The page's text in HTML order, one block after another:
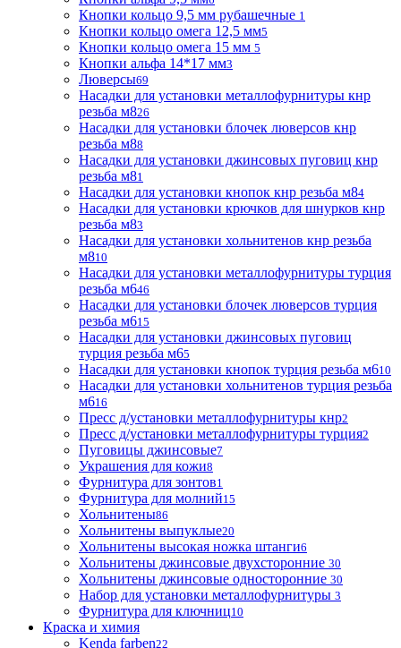
Кнопки кольцо 9,5 мм рубашечные 1
Кнопки кольцо омега 12,5 мм5
Кнопки кольцо омега 15 мм 5
Кнопки альфа 14*17 мм3
Люверсы69
Насадки для установки металлофурнитуры кнр
резьба м826
Насадки для установки блочек люверсов кнр
резьба м88
Насадки для установки джинсовых пуговиц кнр
резьба м81
Насадки для установки кнопок кнр резьба м84
Насадки для установки крючков для шнурков кнр
резьба м83
Насадки для установки хольнитенов кнр резьба
м810
Насадки для установки металлофурнитуры турция
резьба м646
Насадки для установки блочек люверсов турция
резьба м615
Насадки для установки джинсовых пуговиц
турция резьба м65
Насадки для установки кнопок турция резьба м610
Насадки для установки хольнитенов турция резьба
м616
Пресс д/установки металлофурнитуры кнр2
Пресс д/установки металлофурнитуры турция2
Пуговицы джинсовые7
Украшения для кожи8
Фурнитура для зонтов1
Фурнитура для молний15
Хольнитены86
Хольнитены выпуклые20
Хольнитены высокая ножка штанги6
Хольнитены джинсовые двухсторонние 30
Хольнитены джинсовые односторонние 30
Набор для установки металлофурнитуры 3
Фурнитура для ключниц10
Краска и химия
Kenda farben22